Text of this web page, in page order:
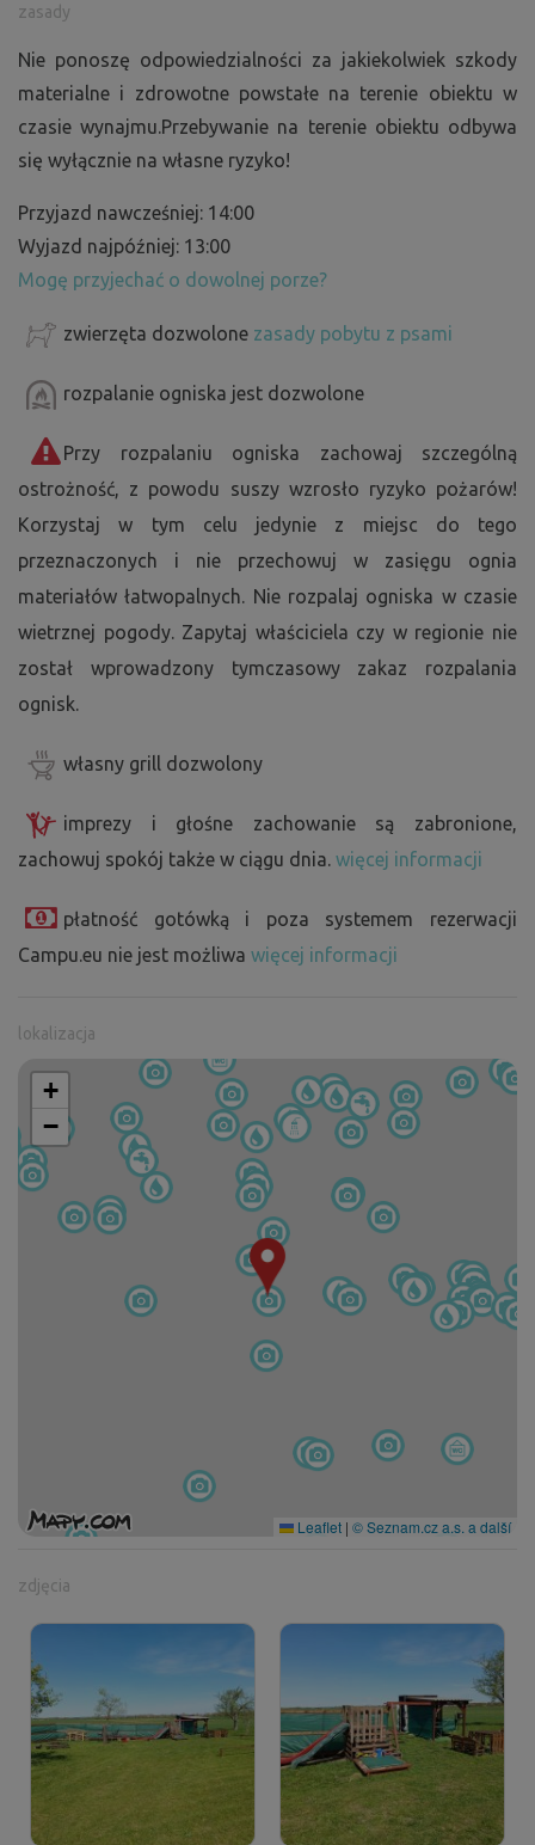
zasady
Nie ponoszę odpowiedzialności za jakiekolwiek szkody
materialne i zdrowotne powstałe na terenie obiektu w
czasie wynajmu.Przebywanie na terenie obiektu odbywa
się wyłącznie na własne ryzyko!
Przyjazd nawcześniej: 14:00
Wyjazd najpóźniej: 13:00
Mogę przyjechać o dowolnej porze?
zwierzęta dozwolone zasady pobytu z psami
rozpalanie ogniska jest dozwolone
Przy rozpalaniu ogniska zachowaj szczególną
ostrożność, z powodu suszy wzrosło ryzyko pożarów!
Korzystaj w tym celu jedynie z miejsc do tego
przeznaczonych i nie przechowuj w zasięgu ognia
materiałów łatwopalnych. Nie rozpalaj ogniska w czasie
wietrznej pogody. Zapytaj właściciela czy w regionie nie
został wprowadzony tymczasowy zakaz rozpalania
ognisk.
własny grill dozwolony
imprezy i głośne zachowanie są zabronione,
zachowuj spokój także w ciągu dnia. więcej informacji
płatność gotówką i poza systemem rezerwacji
Campu.eu nie jest możliwa więcej informacji
lokalizacja
+
−
Leaflet | © Seznam.cz a.s. a další
zdjęcia